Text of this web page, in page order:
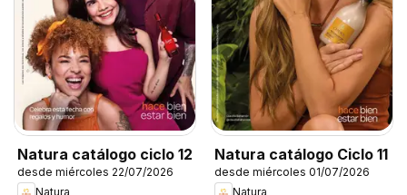
Natura catálogo ciclo 12
desde miércoles 22/07/2026
Natura
Natura catálogo Ciclo 11
desde miércoles 01/07/2026
Natura